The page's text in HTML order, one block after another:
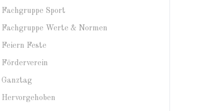
Fachgruppe Sport
Fachgruppe Werte & Normen
Feiern Feste
Förderverein
Ganztag
Hervorgehoben